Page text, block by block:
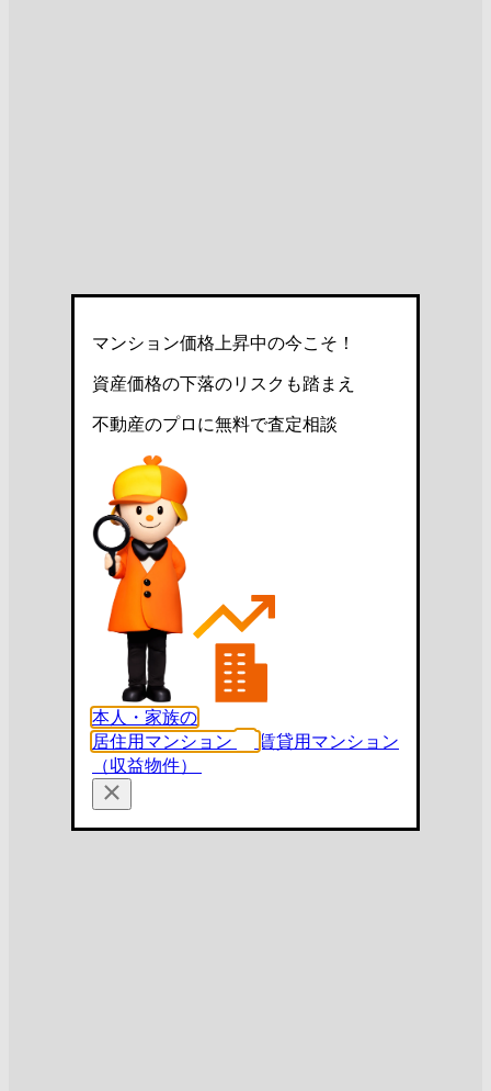
マンション価格上昇中の今こそ！
資産価格の下落のリスクも踏まえ
不動産のプロに無料で査定相談
本人・家族の
居住用マンション
賃貸用マンション
（収益物件）